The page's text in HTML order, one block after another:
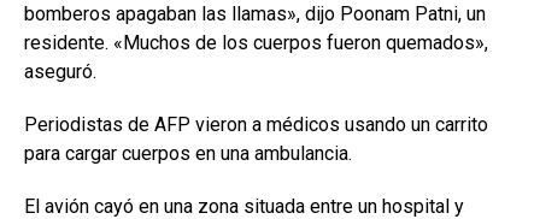
bomberos apagaban las llamas», dijo Poonam Patni, un
residente. «Muchos de los cuerpos fueron quemados»,
aseguró.
Periodistas de AFP vieron a médicos usando un carrito
para cargar cuerpos en una ambulancia.
El avión cayó en una zona situada entre un hospital y